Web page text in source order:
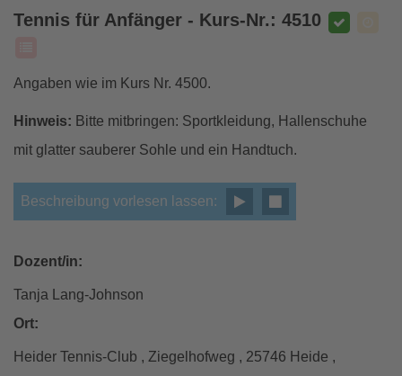
Tennis für Anfänger - Kurs-Nr.: 4510
Angaben wie im Kurs Nr. 4500.
Hinweis: Bitte mitbringen: Sportkleidung, Hallenschuhe
mit glatter sauberer Sohle und ein Handtuch.
Beschreibung vorlesen lassen:
Dozent/in:
Tanja Lang-Johnson
Ort:
Heider Tennis-Club , Ziegelhofweg , 25746 Heide ,